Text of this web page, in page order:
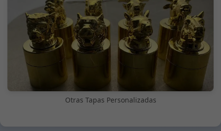
Otras Tapas Personalizadas